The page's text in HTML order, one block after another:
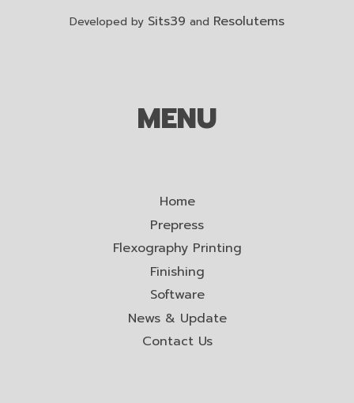
Developed by Sits39 and Resolutems
MENU
Home
Prepress
Flexography Printing
Finishing
Software
News & Update
Contact Us